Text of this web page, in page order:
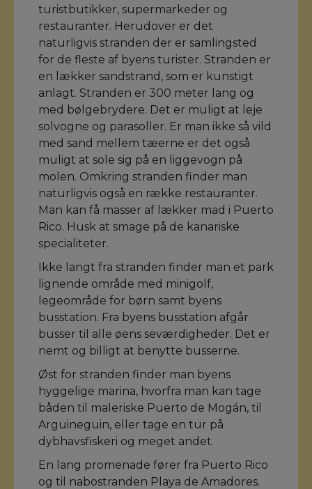
turistbutikker, supermarkeder og
restauranter. Herudover er det
naturligvis stranden der er samlingsted
for de fleste af byens turister. Stranden er
en lækker sandstrand, som er kunstigt
anlagt. Stranden er 300 meter lang og
med bølgebrydere. Det er muligt at leje
solvogne og parasoller. Er man ikke så vild
med sand mellem tæerne er det også
muligt at sole sig på en liggevogn på
molen. Omkring stranden finder man
naturligvis også en række restauranter.
Man kan få masser af lækker mad i Puerto
Rico. Husk at smage på de kanariske
specialiteter.
Ikke langt fra stranden finder man et park
lignende område med minigolf,
legeområde for børn samt byens
busstation. Fra byens busstation afgår
busser til alle øens seværdigheder. Det er
nemt og billigt at benytte busserne.
Øst for stranden finder man byens
hyggelige marina, hvorfra man kan tage
båden til maleriske Puerto de Mogán, til
Arguineguin, eller tage en tur på
dybhavsfiskeri og meget andet.
En lang promenade fører fra Puerto Rico
og til nabostranden Playa de Amadores.